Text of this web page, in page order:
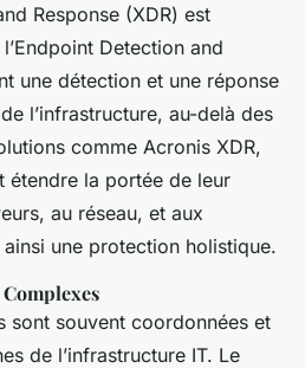
Response (XDR) est
Detection and
une détection et une réponse
l’infrastructure, au-delà des
comme Acronis XDR,
étendre la portée de leur
au réseau, et aux
une protection holistique.
sont souvent coordonnées et
de l’infrastructure IT. Le